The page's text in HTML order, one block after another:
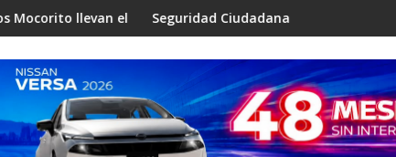
“Aprende a No Quemarte” a niños de Zapotillo
Seguridad Ciudadana de Salvador Alvarado difunde